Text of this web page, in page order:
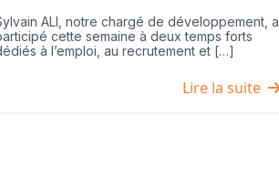
ALI, notre chargé de développement, a
cette semaine à deux temps forts
à l’emploi, au recrutement et […]
Lire la suite